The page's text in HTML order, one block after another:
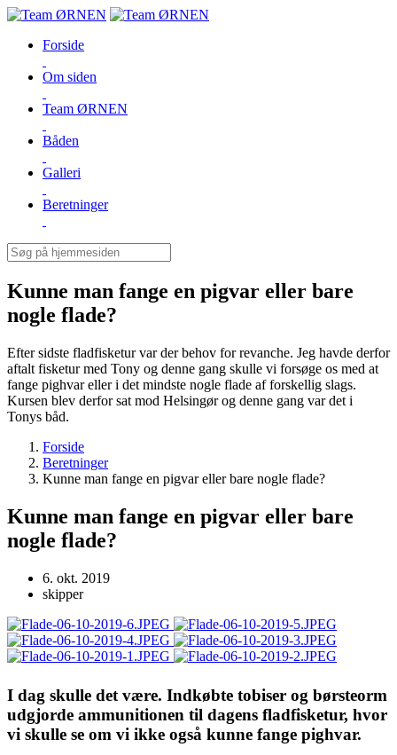
Forside
Om siden
Team ØRNEN
Båden
Galleri
Beretninger
Kunne man fange en pigvar eller bare
nogle flade?
Efter sidste fladfisketur var der behov for revanche. Jeg havde derfor
aftalt fisketur med Tony og denne gang skulle vi forsøge os med at
fange pighvar eller i det mindste nogle flade af forskellig slags.
Kursen blev derfor sat mod Helsingør og denne gang var det i
Tonys båd.
Forside
Beretninger
Kunne man fange en pigvar eller bare nogle flade?
Kunne man fange en pigvar eller bare
nogle flade?
6. okt. 2019
skipper
I dag skulle det være. Indkøbte tobiser og børsteorm
udgjorde ammunitionen til dagens fladfisketur, hvor
vi skulle se om vi ikke også kunne fange pighvar.